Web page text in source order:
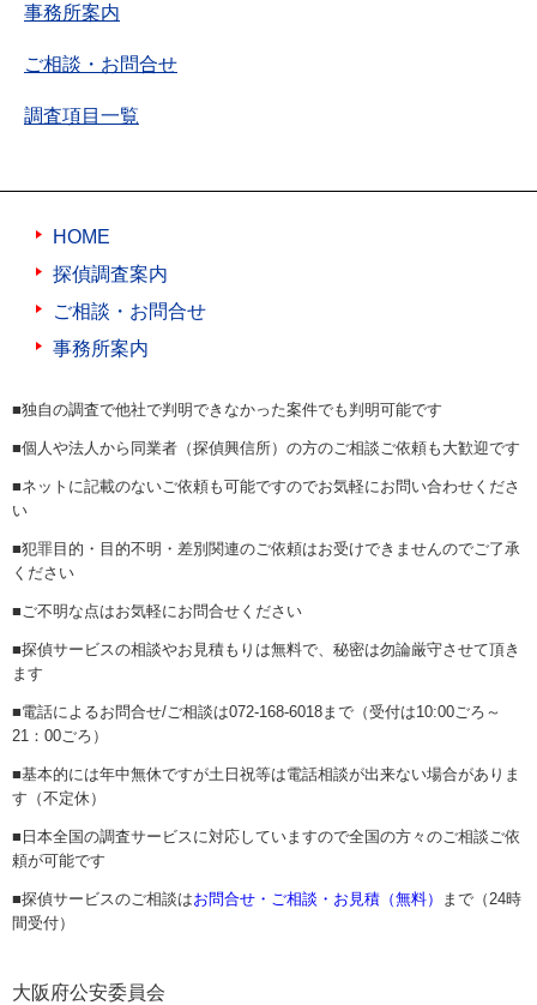
事務所案内
ご相談・お問合せ
調査項目一覧
HOME
探偵調査案内
ご相談・お問合せ
事務所案内
■独自の調査で他社で判明できなかった案件でも判明可能です
■個人や法人から同業者（探偵興信所）の方のご相談ご依頼も大歓迎です
■ネットに記載のないご依頼も可能ですのでお気軽にお問い合わせくださ
い
■犯罪目的・目的不明・差別関連のご依頼はお受けできませんのでご了承
ください
■ご不明な点はお気軽にお問合せください
■探偵サービスの相談やお見積もりは無料で、秘密は勿論厳守させて頂き
ます
■電話によるお問合せ/ご相談は072-168-6018まで（受付は10:00ごろ～
21：00ごろ）
■基本的には年中無休ですが土日祝等は電話相談が出来ない場合がありま
す（不定休）
■日本全国の調査サービスに対応していますので全国の方々のご相談ご依
頼が可能です
■探偵サービスのご相談はお問合せ・ご相談・お見積（無料）
まで（24時
間受付）
大阪府公安委員会